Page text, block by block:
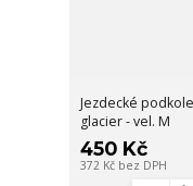
Jezdecké
glacier - vel. M
450 Kč
372 Kč bez DPH